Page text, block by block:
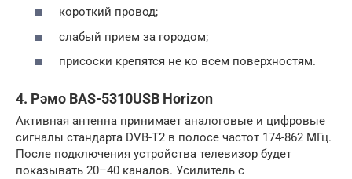
короткий провод;
слабый прием за городом;
присоски крепятся не ко всем поверхностям.
4. Рэмо BAS-5310USB Horizon
Активная антенна принимает аналоговые и цифровые
сигналы стандарта DVB-T2 в полосе частот 174-862 МГц.
После подключения устройства телевизор будет
показывать 20–40 каналов. Усилитель с